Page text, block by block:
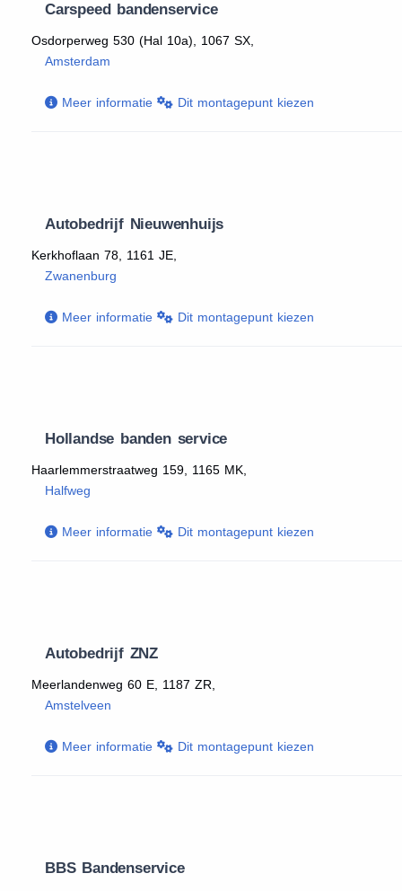
Carspeed bandenservice
Osdorperweg 530 (Hal 10a), 1067 SX,
Amsterdam
Meer informatie Dit montagepunt kiezen
Autobedrijf Nieuwenhuijs
Kerkhoflaan 78, 1161 JE,
Zwanenburg
Meer informatie Dit montagepunt kiezen
Hollandse banden service
Haarlemmerstraatweg 159, 1165 MK,
Halfweg
Meer informatie Dit montagepunt kiezen
Autobedrijf ZNZ
Meerlandenweg 60 E, 1187 ZR,
Amstelveen
Meer informatie Dit montagepunt kiezen
BBS Bandenservice